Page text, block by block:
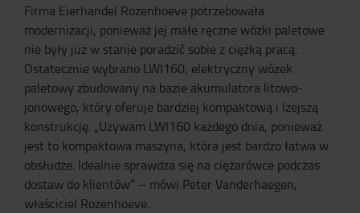
Firma Eierhandel Rozenhoeve potrzebowała
modernizacji, ponieważ jej małe ręczne wózki paletowe
nie były już w stanie poradzić sobie z ciężką pracą.
Ostatecznie wybrano LWI160, elektryczny wózek
paletowy zbudowany na bazie akumulatora litowo-
jonowego, który oferuje bardziej kompaktową i lżejszą
konstrukcję. „Używam LWI160 każdego dnia, ponieważ
jest to kompaktowa maszyna, która jest bardzo łatwa w
obsłudze. Idealnie sprawdza się na ciężarówce podczas
dostaw do klientów” – mówi Peter Vanderhaegen,
właściciel Rozenhoeve.